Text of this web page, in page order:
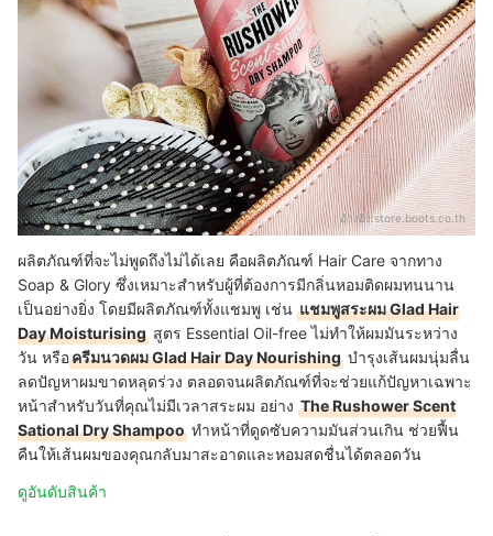
อ้างอิง:store.boots.co.th
ผลิตภัณฑ์ที่จะไม่พูดถึงไม่ได้เลย คือผลิตภัณฑ์ Hair Care จากทาง
Soap & Glory ซึ่งเหมาะสำหรับผู้ที่ต้องการมีกลิ่นหอมติดผมทนนาน
เป็นอย่างยิ่ง โดยมีผลิตภัณฑ์ทั้งแชมพู เช่น แชมพูสระผม Glad Hair
Day Moisturising สูตร Essential Oil-free ไม่ทำให้ผมมันระหว่าง
วัน หรือครีมนวดผม Glad Hair Day Nourishing บำรุงเส้นผมนุ่มลื่น
ลดปัญหาผมขาดหลุดร่วง ตลอดจนผลิตภัณฑ์ที่จะช่วยแก้ปัญหาเฉพาะ
หน้าสำหรับวันที่คุณไม่มีเวลาสระผม อย่าง The Rushower Scent
Sational Dry Shampoo ทำหน้าที่ดูดซับความมันส่วนเกิน ช่วยฟื้น
คืนให้เส้นผมของคุณกลับมาสะอาดและหอมสดชื่นได้ตลอดวัน
ดูอันดับสินค้า